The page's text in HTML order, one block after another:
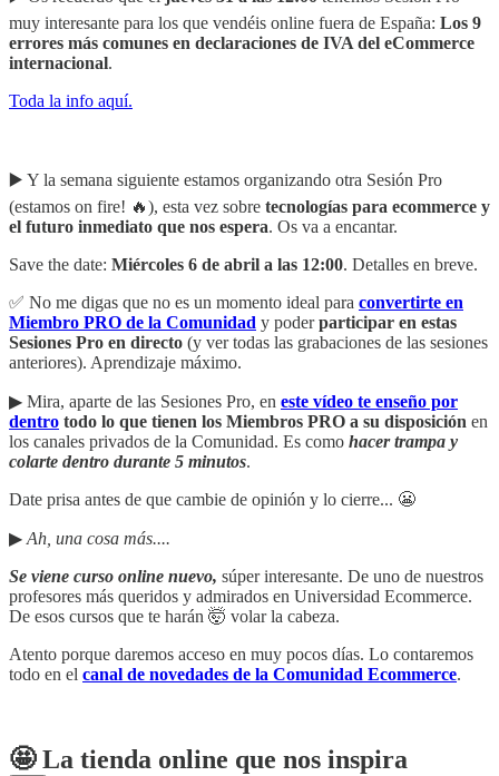
muy interesante para los que vendéis online fuera de España: Los 9
errores más comunes en declaraciones de IVA del eCommerce
internacional.
Toda la info aquí.
▶️ Y la semana siguiente estamos organizando otra Sesión Pro
(estamos on fire! 🔥), esta vez sobre tecnologías para ecommerce y
el futuro inmediato que nos espera. Os va a encantar.
Save the date: Miércoles 6 de abril a las 12:00. Detalles en breve.
✅ No me digas que no es un momento ideal para convertirte en
Miembro PRO de la Comunidad y poderparticipar en estas
Sesiones Pro en directo (y ver todas las grabaciones de las sesiones
anteriores). Aprendizaje máximo.
▶︎ Mira, aparte de las Sesiones Pro, en este vídeo te enseño por
dentro todo lo que tienen los Miembros PRO a su disposición en
los canales privados de la Comunidad. Es como hacer trampa y
colarte dentro durante 5 minutos.
Date prisa antes de que cambie de opinión y lo cierre... 😬
▶︎Ah, una cosa más....
Se viene curso online nuevo, súper interesante. De uno de nuestros
profesores más queridos y admirados en Universidad Ecommerce.
De esos cursos que te harán 🤯 volar la cabeza.
Atento porque daremos acceso en muy pocos días. Lo contaremos
todo en el canal de novedades de la Comunidad Ecommerce.
🤩 La tienda online que nos inspira